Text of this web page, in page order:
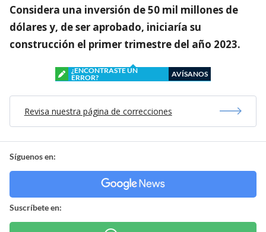
Considera una inversión de 50 mil millones de
dólares y, de ser aprobado, iniciaría su
construcción el primer trimestre del año 2023.
¿ENCONTRASTE UN
ERROR?
AVÍSANOS
Revisa nuestra página de correcciones
Síguenos en:
Suscríbete en: